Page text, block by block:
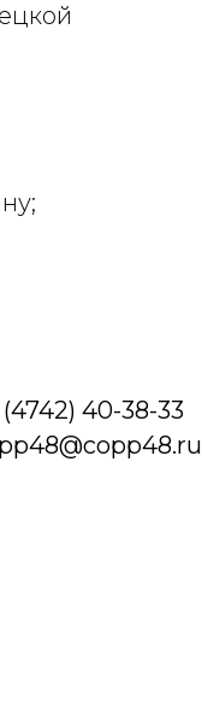
(4742) 40-38-33